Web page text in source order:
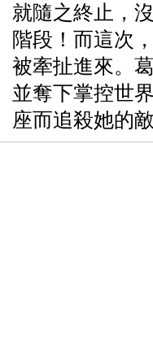
就隨之終止，
階段！而這次
被牽扯進來。
並奪下掌控世
座而追殺她的